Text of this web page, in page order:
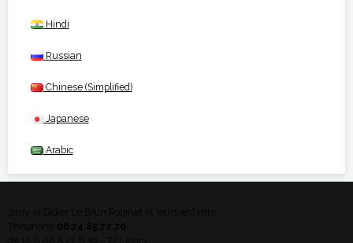
Hindi
Russian
Chinese (Simplified)
Japanese
Arabic